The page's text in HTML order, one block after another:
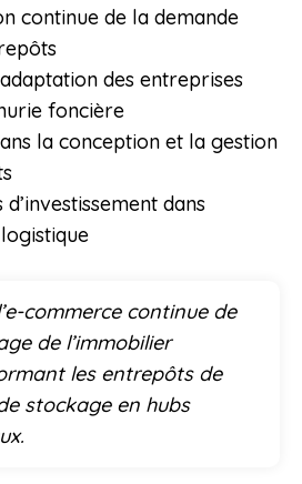
continue de la demande
des entreprises
foncière
la conception et la gestion
dans
commerce continue de
de l’immobilier
les entrepôts de
stockage en hubs